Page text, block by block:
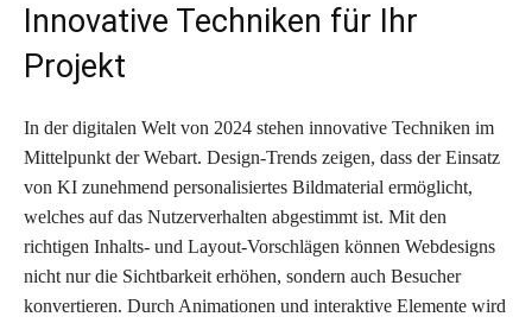
Innovative Techniken für Ihr
Projekt
In der digitalen Welt von 2024 stehen innovative Techniken im
Mittelpunkt der Webart. Design-Trends zeigen, dass der Einsatz
von KI zunehmend personalisiertes Bildmaterial ermöglicht,
welches auf das Nutzerverhalten abgestimmt ist. Mit den
richtigen Inhalts- und Layout-Vorschlägen können Webdesigns
nicht nur die Sichtbarkeit erhöhen, sondern auch Besucher
konvertieren. Durch Animationen und interaktive Elemente wird